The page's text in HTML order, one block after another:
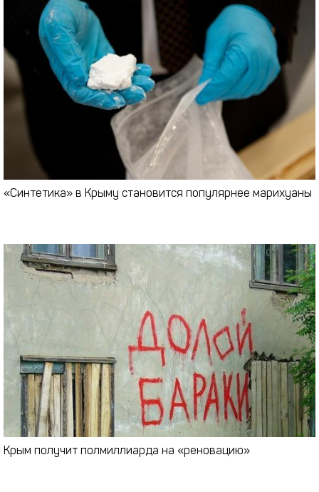
«Синтетика» в Крыму становится популярнее марихуаны
Крым получит полмиллиарда на «реновацию»